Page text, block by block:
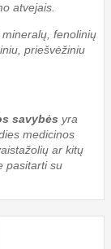
atvejais.
fenolinių
priešvėžiniu
savybės yra
medicinos
ar kitų
pasitarti su